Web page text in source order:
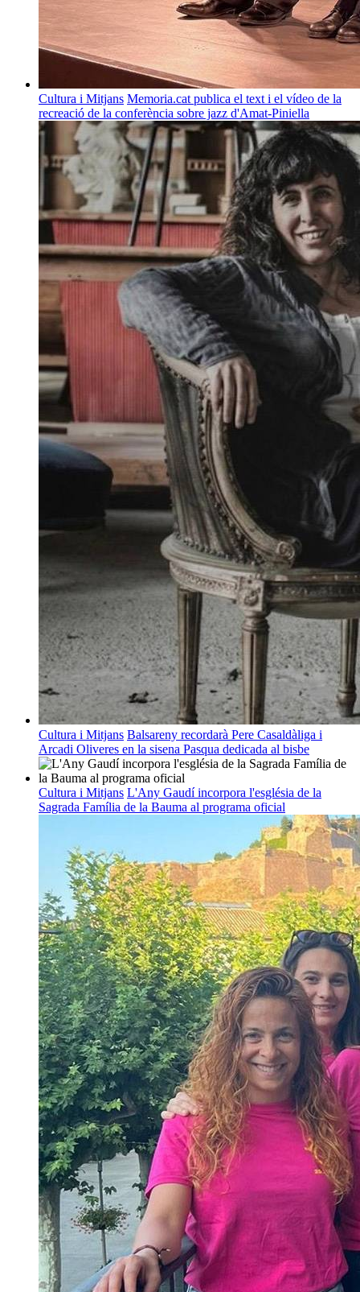
Cultura i Mitjans Memoria.cat publica el text i el vídeo de la
recreació de la conferència sobre jazz d'Amat-Piniella
Cultura i Mitjans Balsareny recordarà Pere Casaldàliga i
Arcadi Oliveres en la sisena Pasqua dedicada al bisbe
Cultura i Mitjans L'Any Gaudí incorpora l'església de la
Sagrada Família de la Bauma al programa oficial